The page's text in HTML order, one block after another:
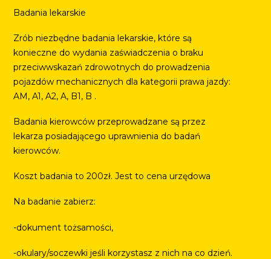
Badania lekarskie
Zrób niezbędne badania lekarskie, które są
konieczne do wydania zaświadczenia o braku
przeciwwskazań zdrowotnych do prowadzenia
pojazdów mechanicznych dla kategorii prawa jazdy:
AM, A1, A2, A, B1, B .
Badania kierowców przeprowadzane są przez
lekarza posiadającego uprawnienia do badań
kierowców.
Koszt badania to 200zł. Jest to cena urzędowa
Na badanie zabierz:
-dokument tożsamości,
-okulary/soczewki jeśli korzystasz z nich na co dzień.